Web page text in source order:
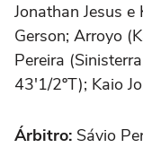
Jonathan Jesus
Gerson; Arroyo
Pereira
43'1/2ºT); Kaio
Árbitro: Sávio